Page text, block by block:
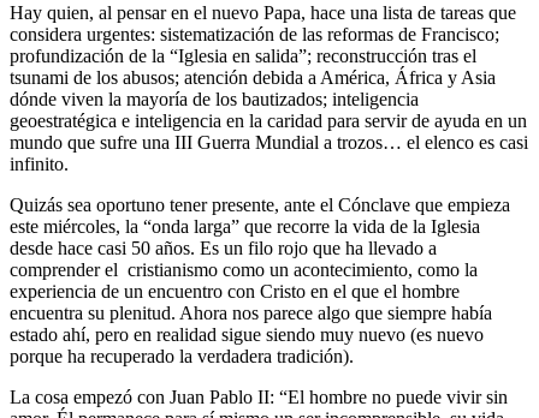
Hay quien, al pensar en el nuevo Papa, hace una lista de tareas que
considera urgentes: sistematización de las reformas de Francisco;
profundización de la “Iglesia en salida”; reconstrucción tras el
tsunami de los abusos; atención debida a América, África y Asia
dónde viven la mayoría de los bautizados; inteligencia
geoestratégica e inteligencia en la caridad para servir de ayuda en un
mundo que sufre una III Guerra Mundial a trozos… el elenco es casi
infinito.
Quizás sea oportuno tener presente, ante el Cónclave que empieza
este miércoles, la “onda larga” que recorre la vida de la Iglesia
desde hace casi 50 años. Es un filo rojo que ha llevado a
comprender el cristianismo como un acontecimiento, como la
experiencia de un encuentro con Cristo en el que el hombre
encuentra su plenitud. Ahora nos parece algo que siempre había
estado ahí, pero en realidad sigue siendo muy nuevo (es nuevo
porque ha recuperado la verdadera tradición).
La cosa empezó con Juan Pablo II: “El hombre no puede vivir sin